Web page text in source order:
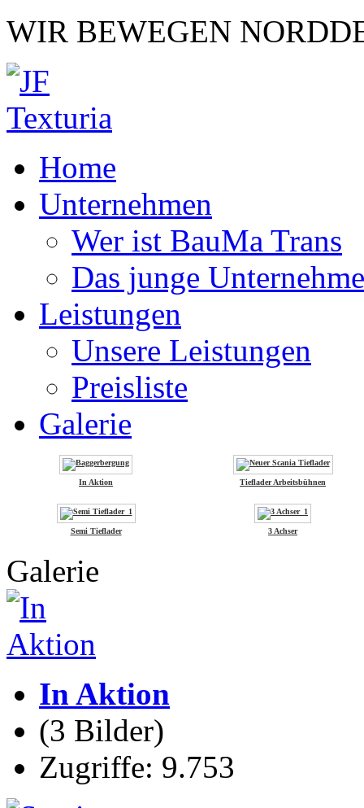
WIR BEWEGEN
Home
Unternehmen
Wer ist BauMa Trans
Das junge
Leistungen
Unsere Leistungen
Preisliste
Galerie
In Aktion Tieflader Arbeitsbühnen
Semi Tieflader 3 Achser
Galerie
In Aktion
(3 Bilder)
Zugriffe: 9.753